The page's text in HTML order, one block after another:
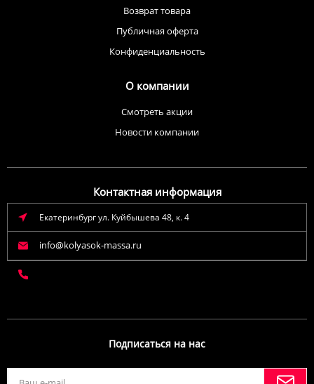
Возврат товара
Публичная оферта
Конфиденциальность
О компании
Смотреть акции
Новости компании
Контактная информация
Екатеринбург ул. Куйбышева 48, к. 4
info@kolyasok-massa.ru
Подписаться на нас